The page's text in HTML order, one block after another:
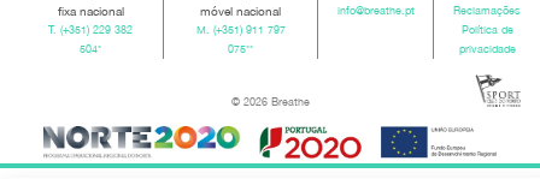
fixa nacional
T.(+351) 229 382
504*
móvel nacional
M. (+351) 911 797
075**
info@breathe.pt
Reclamações
Política de
privacidade
© 2026 Breathe